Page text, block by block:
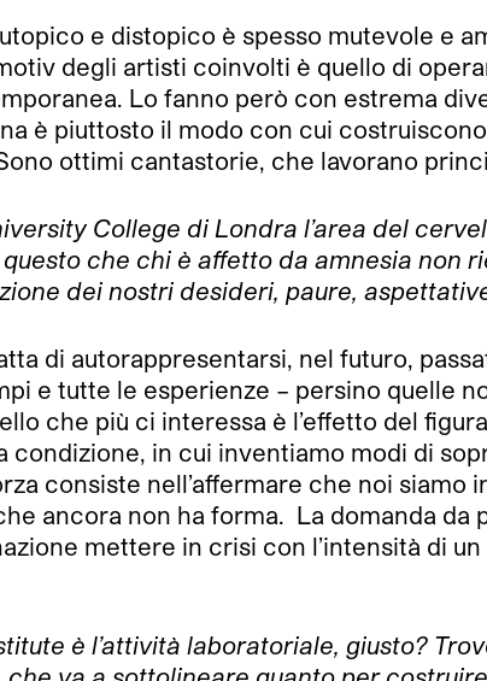
e distopico è spesso mutevole e
degli artisti coinvolti è quello di
Lo fanno però con estrema
è piuttosto il modo con cui
ottimi cantastorie, che lavorano
College di Londra l’area del
che chi è affetto da amnesia non
dei nostri desideri, paure,
di autorappresentarsi, nel futuro,
e tutte le esperienze – persino quelle
che più ci interessa è l’effetto del
condizione, in cui inventiamo modi di
consiste nell’affermare che noi
ancora non ha forma. La domanda da
mettere in crisi con l’intensità di
è l’attività laboratoriale, giusto?